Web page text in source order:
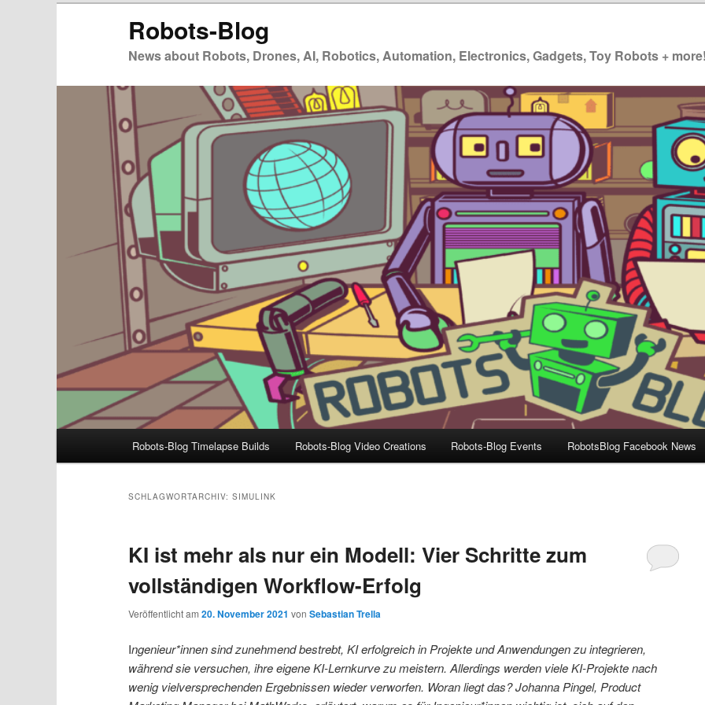
Robots-Blog
News about Robots, Drones, AI, Robotics, Automation, Electronics, Gadgets, Toy Robots + more!
Robots-Blog Timelapse Builds Robots-Blog Video Creations Robots-Blog Events RobotsBlog Facebook News
SCHLAGWORTARCHIV:SIMULINK
KI ist mehr als nur ein Modell: Vier Schritte zum
vollständigen Workflow-Erfolg
Veröffentlicht am20. November 2021 vonSebastian Trella
Ingenieur*innen sind zunehmend bestrebt, KI erfolgreich in Projekte und Anwendungen zu integrieren,
während sie versuchen, ihre eigene KI-Lernkurve zu meistern. Allerdings werden viele KI-Projekte nach
wenig vielversprechenden Ergebnissen wieder verworfen. Woran liegt das? Johanna Pingel, Product